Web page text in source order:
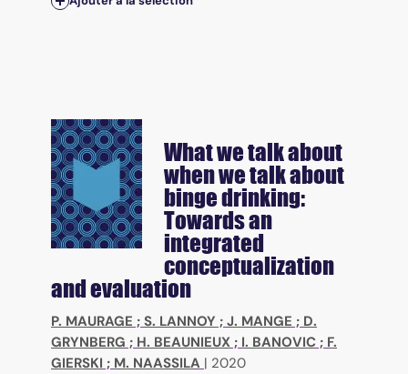
What we talk about
when we talk about
binge drinking:
Towards an
integrated
conceptualization
and evaluation
P. MAURAGE ; S. LANNOY ; J. MANGE ; D.
GRYNBERG ; H. BEAUNIEUX ; I. BANOVIC ; F.
GIERSKI ; M. NAASSILA | 2020